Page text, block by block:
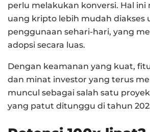
perlu melakukan konversi. Hal
uang kripto lebih mudah diakses
penggunaan sehari-hari, yang
adopsi secara luas.
Dengan keamanan yang kuat,
dan minat investor yang terus
muncul sebagai salah satu
yang patut ditunggu di tahun